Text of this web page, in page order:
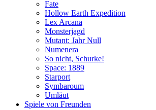
Fate
Hollow Earth Expedition
Lex Arcana
Monsterjagd
Mutant: Jahr Null
Numenera
So nicht, Schurke!
Space: 1889
Starport
Symbaroum
Umläut
Spiele von Freunden